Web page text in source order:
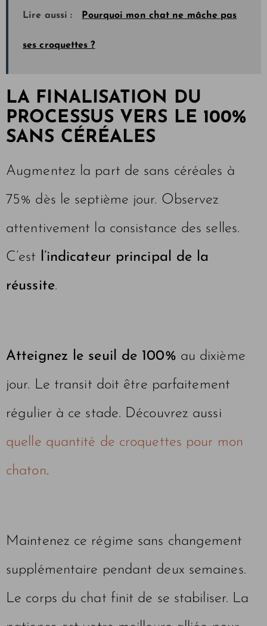
Lire aussi : Pourquoi mon chat ne mâche pas
ses croquettes ?
LA FINALISATION DU
PROCESSUS VERS LE 100%
SANS CÉRÉALES
Augmentez la part de sans céréales à
75% dès le septième jour. Observez
attentivement la consistance des selles.
C’est l’indicateur principal de la
réussite.
Atteignez le seuil de 100% au dixième
jour. Le transit doit être parfaitement
régulier à ce stade. Découvrez aussi
quelle quantité de croquettes pour mon
chaton.
Maintenez ce régime sans changement
supplémentaire pendant deux semaines.
Le corps du chat finit de se stabiliser. La